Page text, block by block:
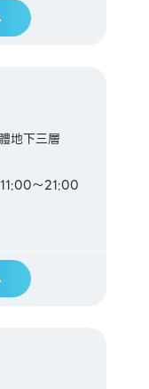
地下三層
～21:00